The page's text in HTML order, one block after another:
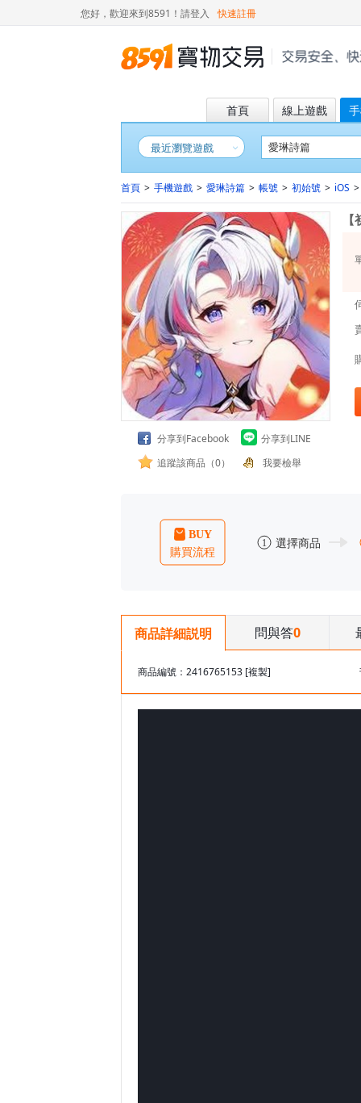
您好，歡迎來到8591！ 請登入 快速註冊
首頁 線上遊戲
最近瀏覽遊戲
首頁 > 手機遊戲 > 愛琳詩篇 > 帳號 > 初始號 > iOS >
分享到Facebook
分享到LINE
追蹤該商品（0）
我要檢舉
商品詳細説明 問與答0
商品編號：2416765153 [複製]